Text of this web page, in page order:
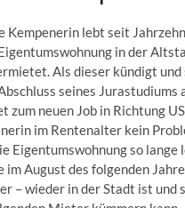
Kempenerin lebt seit
in der
Als dieser kündigt und
seines Jurastudiums
zum neuen Job in Richtung
im Rentenalter kein
Eigentumswohnung so lange
im August des folgenden
– wieder in der Stadt ist und